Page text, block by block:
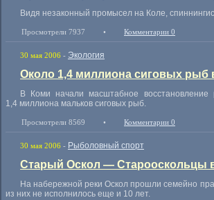
Видя незаконный промысел на Коле,
Просмотрели 7937 • Комментарии 0
30 мая 2006 - Экология
Около 1,4 миллиона сиговых рыб
В Коми начали масштабное
1,4 миллиона мальков сиговых рыб.
Просмотрели 8569 • Комментарии 0
30 мая 2006 - Рыболовный спорт
Старый Оскол — Старооскольцы
На набережной реки Оскол прошли семейно
из них не исполнилось еще и 10 лет.